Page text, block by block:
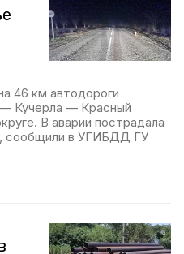
46 км автодороги
Кучерла — Красный
В аварии пострадала
сообщили в УГИБДД ГУ